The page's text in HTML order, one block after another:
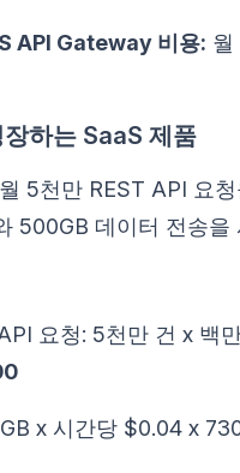
API Gateway 비용:
하는 SaaS 제품
월 5천만 REST API 요
500GB 데이터 전송을
요청: 5천만 건 x 백
x 시간당 $0.04 x